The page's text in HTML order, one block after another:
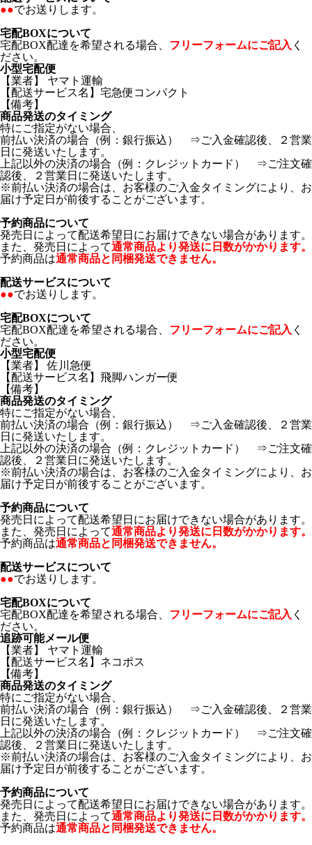
●●でお送りします。
宅配BOXについて
宅配BOX配達を希望される場合、 フリーフォームにご記入 く
ださい。
小型宅配便
【業者】 ヤマト運輸
【配送サービス名】宅急便コンパクト
【備考】
商品発送のタイミング
特にご指定がない場合、
前払い決済の場合（例：銀行振込） ⇒ご入金確認後、２営業
日に発送いたします。
上記以外の決済の場合（例：クレジットカード） ⇒ご注文確
認後、２営業日に発送いたします。
※前払い決済の場合は、お客様のご入金タイミングにより、お
届け予定日が前後することがございます。
予約商品について
発売日によって配送希望日にお届けできない場合があります。
また、発売日によって通常商品より発送に日数がかかります。
予約商品は通常商品と同梱発送できません。
配送サービスについて
●●でお送りします。
宅配BOXについて
宅配BOX配達を希望される場合、 フリーフォームにご記入 く
ださい。
小型宅配便
【業者】 佐川急便
【配送サービス名】飛脚ハンガー便
【備考】
商品発送のタイミング
特にご指定がない場合、
前払い決済の場合（例：銀行振込） ⇒ご入金確認後、２営業
日に発送いたします。
上記以外の決済の場合（例：クレジットカード） ⇒ご注文確
認後、２営業日に発送いたします。
※前払い決済の場合は、お客様のご入金タイミングにより、お
届け予定日が前後することがございます。
予約商品について
発売日によって配送希望日にお届けできない場合があります。
また、発売日によって通常商品より発送に日数がかかります。
予約商品は通常商品と同梱発送できません。
配送サービスについて
●●でお送りします。
宅配BOXについて
宅配BOX配達を希望される場合、 フリーフォームにご記入 く
ださい。
追跡可能メール便
【業者】 ヤマト運輸
【配送サービス名】ネコポス
【備考】
商品発送のタイミング
特にご指定がない場合、
前払い決済の場合（例：銀行振込） ⇒ご入金確認後、２営業
日に発送いたします。
上記以外の決済の場合（例：クレジットカード） ⇒ご注文確
認後、２営業日に発送いたします。
※前払い決済の場合は、お客様のご入金タイミングにより、お
届け予定日が前後することがございます。
予約商品について
発売日によって配送希望日にお届けできない場合があります。
また、発売日によって通常商品より発送に日数がかかります。
予約商品は通常商品と同梱発送できません。